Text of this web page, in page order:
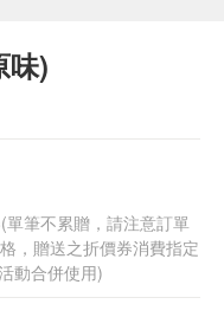
味)
筆不累贈，請注意訂單
，贈送之折價券消費指定
動合併使用)